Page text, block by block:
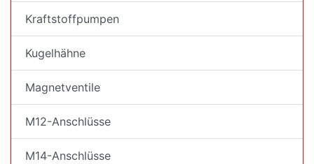
Kraftstoffpumpen
Kugelhähne
Magnetventile
M12-Anschlüsse
M14-Anschlüsse